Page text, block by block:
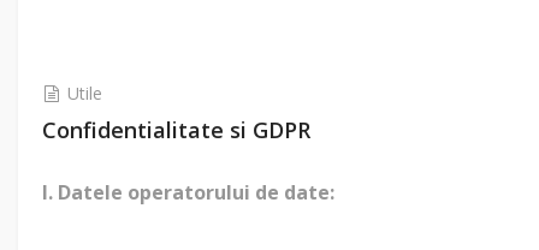
Utile
Confidentialitate si GDPR
I. Datele operatorului de date: